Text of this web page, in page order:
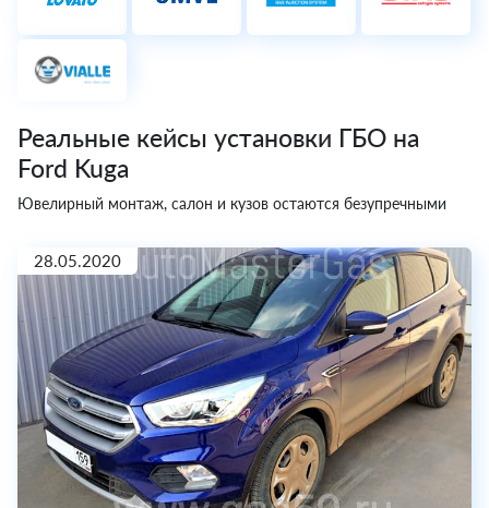
Реальные кейсы установки ГБО на
Ford Kuga
Ювелирный монтаж, салон и кузов остаются безупречными
28.05.2020